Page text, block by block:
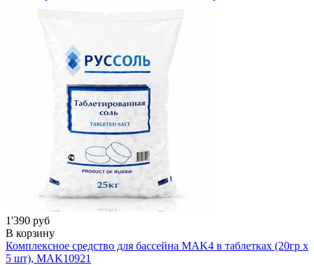
1'390 руб
В корзину
Комплексное средство для бассейна MAK4 в таблетках (20гр х
5 шт), MAK10921